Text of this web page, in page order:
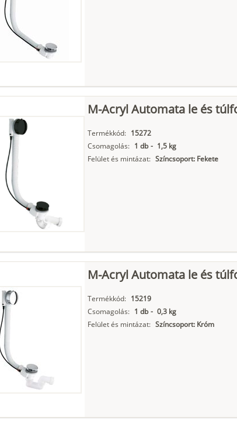
M-Acryl Automata le és
Termékkód: 15272
Csomagolás: 1 db - 1,5 kg
Felület és mintázat: Színcsoport: Fekete
M-Acryl Automata le és
Termékkód: 15219
Csomagolás: 1 db - 0,3 kg
Felület és mintázat: Színcsoport: Króm